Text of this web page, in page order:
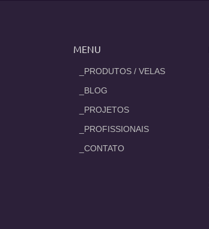
MENU
_PRODUTOS / VELAS
_BLOG
_PROJETOS
_PROFISSIONAIS
_CONTATO